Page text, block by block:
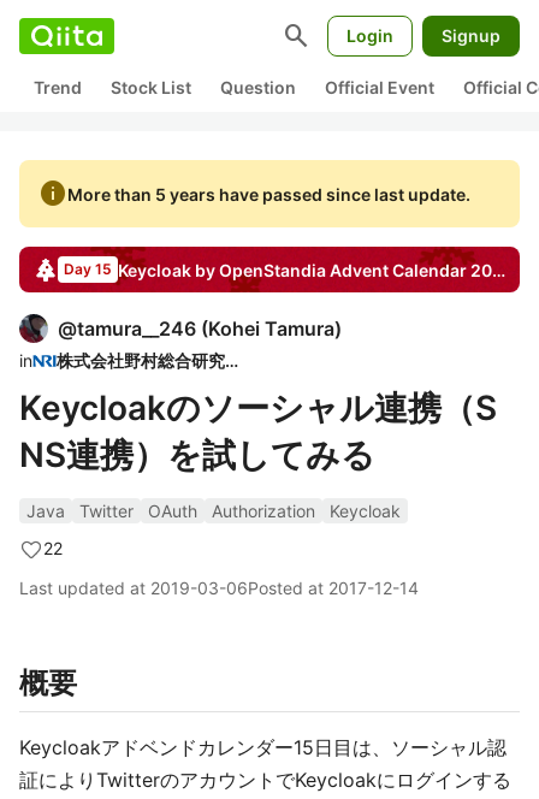
search Login Signup
Trend Stock List Question Official Event Official
infoMore than 5 years have passed since last update.
Day 15 Keycloak by OpenStandiaAdvent Calendar 2017
@tamura__246 (Kohei Tamura)
in 株式会社野村総合研究所
Keycloakのソーシャル連携（S
NS連携）を試してみる
Java Twitter OAuth Authorization
Keycloak
22
Last updated at 2019-03-06Posted at 2017-12-14
概要
Keycloakアドベンドカレンダー15日目は、ソーシャル認
証によりTwitterのアカウントでKeycloakにログインする